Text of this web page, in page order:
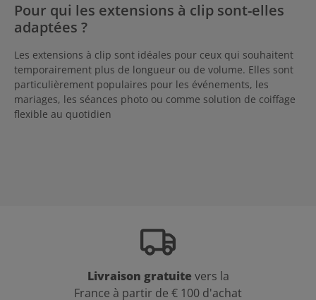
Pour qui les extensions à clip sont-elles
adaptées ?
Les extensions à clip sont idéales pour ceux qui souhaitent
temporairement plus de longueur ou de volume. Elles sont
particulièrement populaires pour les événements, les
mariages, les séances photo ou comme solution de coiffage
flexible au quotidien
Livraison gratuite vers la
France à partir de € 100 d'achat